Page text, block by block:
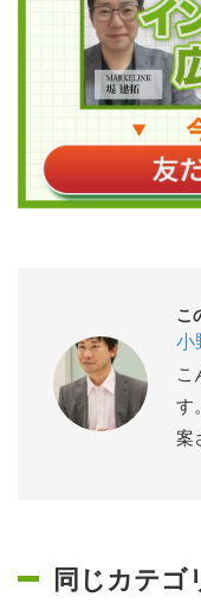
こ
小
こ
す
案
同じカテゴ